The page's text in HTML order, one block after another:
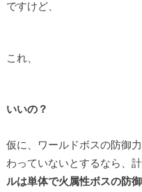
ですけど、
これ、
いいの？
仮に、ワールドボスの防御
わっていないとするなら、計
ルは単体で火属性ボスの防